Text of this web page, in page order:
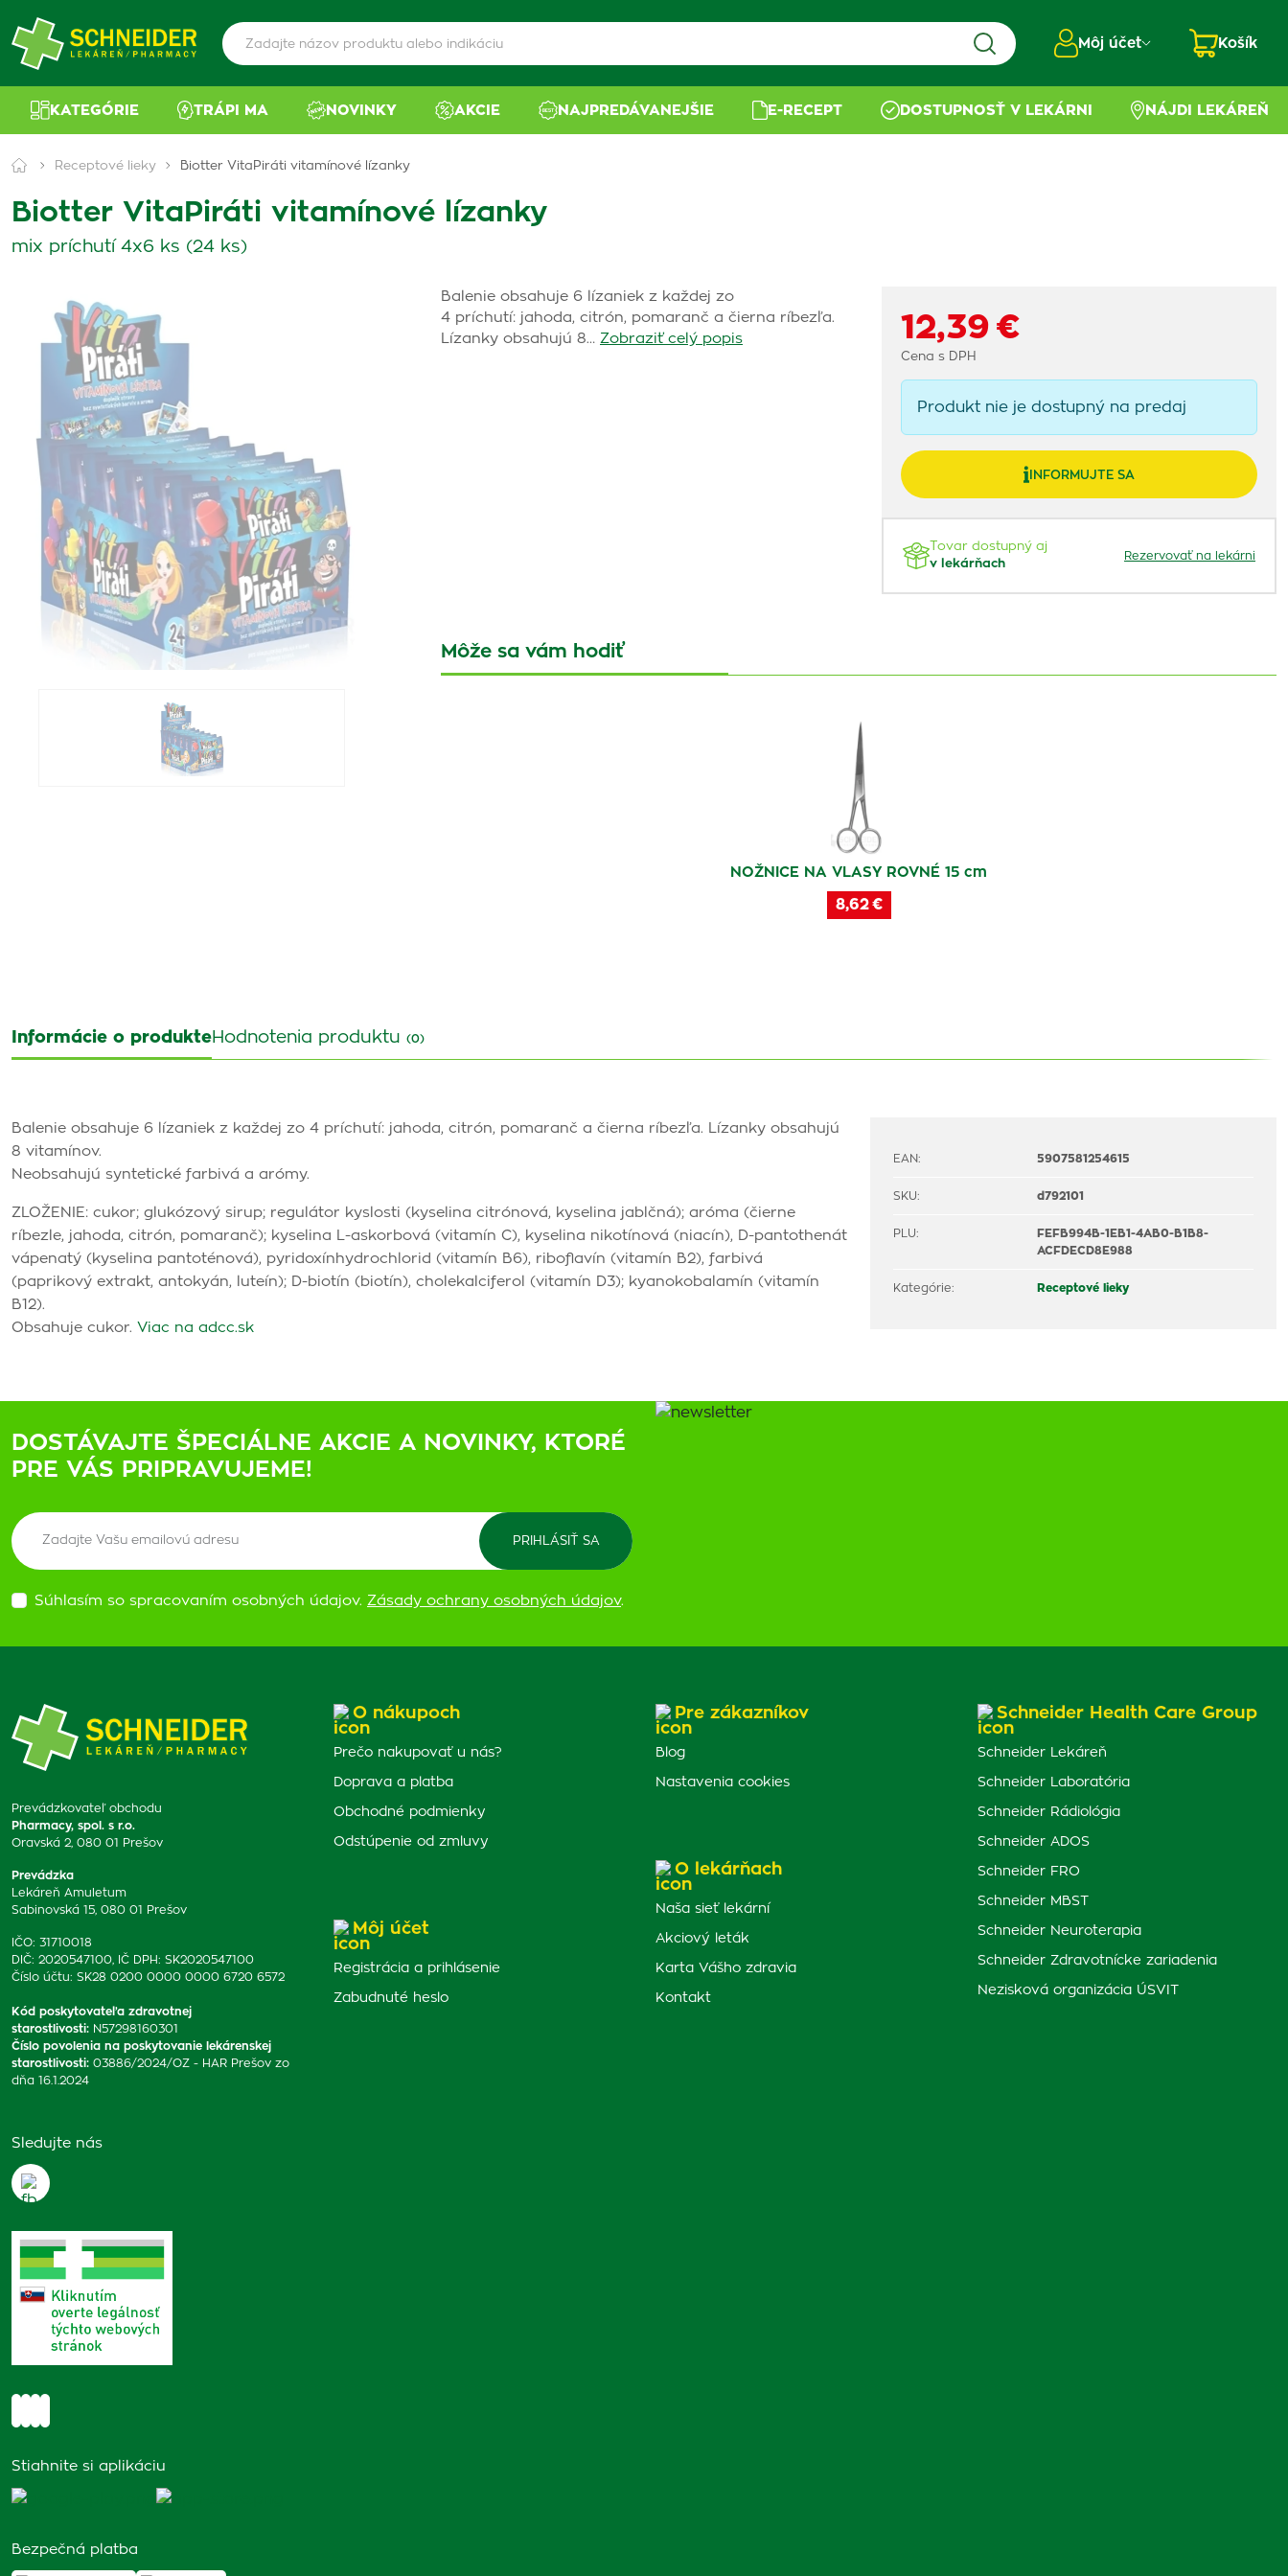
Môj účet Košík
KATEGÓRIE TRÁPI MA NOVINKY AKCIE NAJPREDÁVANEJŠIE E-RECEPT DOSTUPNOSŤ V LEKÁRNI NÁJDI LEKÁREŇ
Receptové lieky Biotter VitaPiráti vitamínové lízanky
Biotter VitaPiráti vitamínové lízanky
mix príchutí 4x6 ks (24 ks)
Balenie obsahuje 6 lízaniek z každej zo
4 príchutí: jahoda, citrón, pomaranč a čierna ríbezľa.
Lízanky obsahujú 8… Zobraziť celý popis 12,39 €
Cena s DPH
Produkt nie je dostupný na predaj
INFORMUJTE SA
Tovar dostupný aj
v lekárňach
Rezervovať na lekárni
Môže sa vám hodiť
NOŽNICE NA VLASY ROVNÉ 15 cm
8,62 €
Informácie o produkteHodnotenia produktu (0)
Balenie obsahuje 6 lízaniek z každej zo 4 príchutí: jahoda, citrón, pomaranč a čierna ríbezľa. Lízanky obsahujú
8 vitamínov.
Neobsahujú syntetické farbivá a arómy.
ZLOŽENIE: cukor; glukózový sirup; regulátor kyslosti (kyselina citrónová, kyselina jablčná); aróma (čierne
ríbezle, jahoda, citrón, pomaranč); kyselina L-askorbová (vitamín C), kyselina nikotínová (niacín), D-pantothenát
vápenatý (kyselina pantoténová), pyridoxínhydrochlorid (vitamín B6), riboflavín (vitamín B2), farbivá
(paprikový extrakt, antokyán, luteín); D-biotín (biotín), cholekalciferol (vitamín D3); kyanokobalamín (vitamín
B12).
Obsahuje cukor. Viac na adcc.sk
EAN: 5907581254615
SKU: d792101
PLU:
FEFB994B-1EB1-4AB0-B1B8-
ACFDECD8E988
Kategórie: Receptové lieky
DOSTÁVAJTE ŠPECIÁLNE AKCIE A NOVINKY, KTORÉ
PRE VÁS PRIPRAVUJEME!
Súhlasím so spracovaním osobných údajov. Zásady ochrany osobných údajov.
Prevádzkovateľ obchodu
Pharmacy, spol. s r.o.
Oravská 2, 080 01 Prešov
Prevádzka
Lekáreň Amuletum
Sabinovská 15, 080 01 Prešov
IČO: 31710018
DIČ: 2020547100, IČ DPH: SK2020547100
Číslo účtu: SK28 0200 0000 0000 6720 6572
Kód poskytovateľa zdravotnej
starostlivosti: N57298160301
Číslo povolenia na poskytovanie lekárenskej
starostlivosti: 03886/2024/OZ - HAR Prešov zo
dňa 16.1.2024
Sledujte nás
Stiahnite si aplikáciu
Bezpečná platba
O nákupoch
Prečo nakupovať u nás?
Doprava a platba
Obchodné podmienky
Odstúpenie od zmluvy
Môj účet
Registrácia a prihlásenie
Zabudnuté heslo
Pre zákazníkov
Blog
Nastavenia cookies
O lekárňach
Naša sieť lekární
Akciový leták
Karta Vášho zdravia
Kontakt
Schneider Health Care Group
Schneider Lekáreň
Schneider Laboratória
Schneider Rádiológia
Schneider ADOS
Schneider FRO
Schneider MBST
Schneider Neuroterapia
Schneider Zdravotnícke zariadenia
Nezisková organizácia ÚSVIT